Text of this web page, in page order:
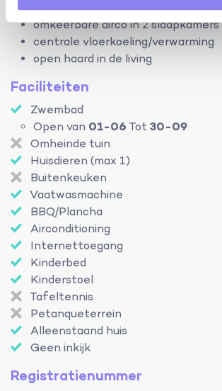
omkeerbare airco in 2 slaapkamers
centrale vloerkoeling/verwarming
open haard in de living
Faciliteiten
Zwembad
Open van 01-06 Tot 30-09
Omheinde tuin
Huisdieren (max 1)
Buitenkeuken
Vaatwasmachine
BBQ/Plancha
Airconditioning
Internettoegang
Kinderbed
Kinderstoel
Tafeltennis
Petanqueterrein
Alleenstaand huis
Geen inkijk
Registratienummer